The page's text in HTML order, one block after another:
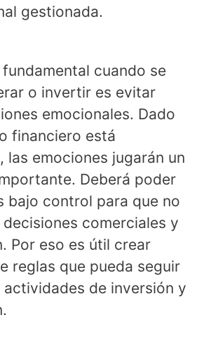
gestionada.
cuando se
o invertir es evitar
emocionales. Dado
financiero está
las emociones jugarán un
Deberá poder
bajo control para que no
comerciales y
Por eso es útil crear
reglas que pueda seguir
actividades de inversión y